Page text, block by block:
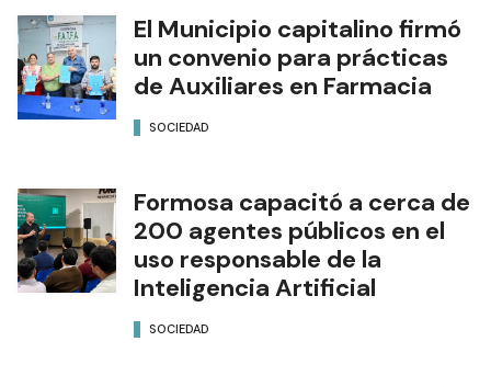
El Municipio capitalino firmó
un convenio para prácticas
de Auxiliares en Farmacia
SOCIEDAD
Formosa capacitó a cerca de
200 agentes públicos en el
uso responsable de la
Inteligencia Artificial
SOCIEDAD